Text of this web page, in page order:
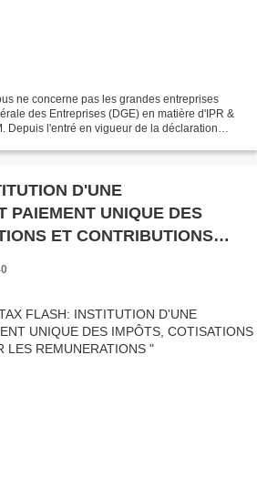
ne concerne pas les grandes entreprises
des Entreprises (DGE) en matière d'IPR &
Depuis l'entré en vigueur de la déclaration
D'UNE
PAIEMENT UNIQUE DES
ET CONTRIBUTIONS